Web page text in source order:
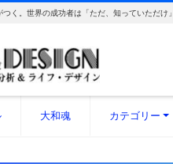
く。世界の成功者は「ただ、知っていただけ」
大和魂 カテゴリー